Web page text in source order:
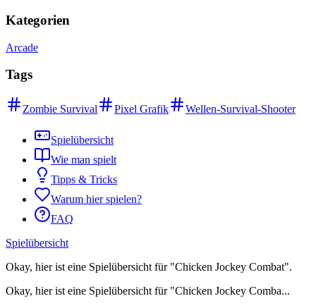
Kategorien
Arcade
Tags
Zombie Survival Pixel Grafik Wellen-Survival-Shooter
Spielübersicht
Wie man spielt
Tipps & Tricks
Warum hier spielen?
FAQ
Spielübersicht
Okay, hier ist eine Spielübersicht für "Chicken Jockey Combat".
Okay, hier ist eine Spielübersicht für "Chicken Jockey Comba...